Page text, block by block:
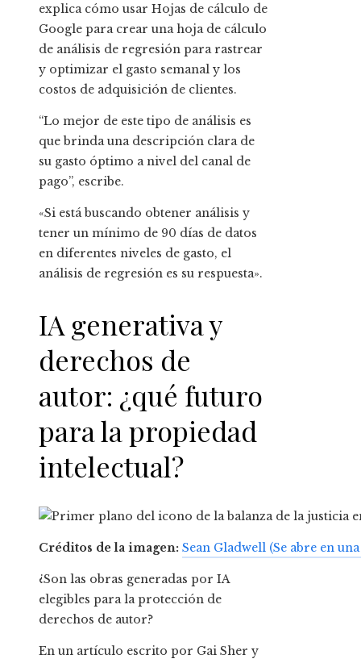
explica cómo usar Hojas de cálculo de
Google para crear una hoja de cálculo
de análisis de regresión para rastrear
y optimizar el gasto semanal y los
costos de adquisición de clientes.
“Lo mejor de este tipo de análisis es
que brinda una descripción clara de
su gasto óptimo a nivel del canal de
pago”, escribe.
«Si está buscando obtener análisis y
tener un mínimo de 90 días de datos
en diferentes niveles de gasto, el
análisis de regresión es su respuesta».
IA generativa y
derechos de
autor: ¿qué futuro
para la propiedad
intelectual?
Créditos de la imagen: Sean Gladwell (Se abre en
¿Son las obras generadas por IA
elegibles para la protección de
derechos de autor?
En un artículo escrito por Gai Sher y